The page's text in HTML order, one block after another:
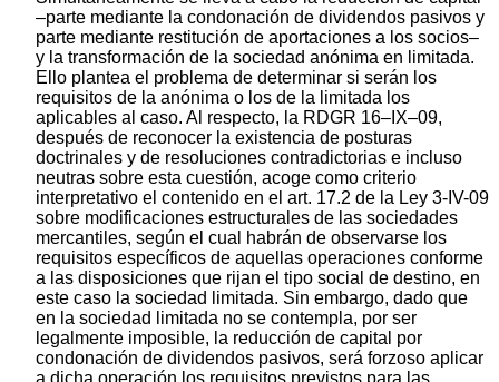
–parte mediante la condonación de dividendos pasivos y
parte mediante restitución de aportaciones a los socios–
y la transformación de la sociedad anónima en limitada.
Ello plantea el problema de determinar si serán los
requisitos de la anónima o los de la limitada los
aplicables al caso. Al respecto, la RDGR 16–IX–09,
después de reconocer la existencia de posturas
doctrinales y de resoluciones contradictorias e incluso
neutras sobre esta cuestión, acoge como criterio
interpretativo el contenido en el art. 17.2 de la Ley 3-IV-09
sobre modificaciones estructurales de las sociedades
mercantiles, según el cual habrán de observarse los
requisitos específicos de aquellas operaciones conforme
a las disposiciones que rijan el tipo social de destino, en
este caso la sociedad limitada. Sin embargo, dado que
en la sociedad limitada no se contempla, por ser
legalmente imposible, la reducción de capital por
condonación de dividendos pasivos, será forzoso aplicar
a dicha operación los requisitos previstos para las